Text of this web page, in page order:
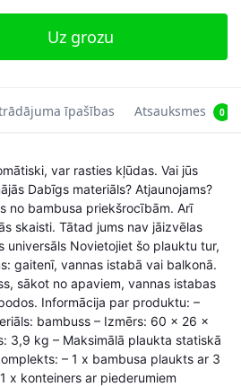
Uz grozu
īpašības Atsauksmes 0
var rasties kļūdas. Vai jūs
Dabīgs materiāls? Atjaunojams?
no bambusa priekšrocībām. Arī
skaisti. Tātad jums nav jāizvēlas
universāls Novietojiet šo plauktu tur,
gaitenī, vannas istabā vai balkonā.
sākot no apaviem, vannas istabas
Informācija par produktu: –
bambuss – Izmērs: 60 x 26 x
3,9 kg – Maksimālā plaukta statiskā
– 1 x bambusa plaukts ar 3
x konteiners ar piederumiem